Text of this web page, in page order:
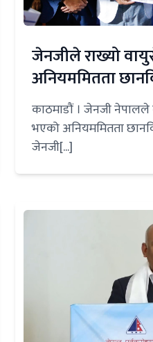
जेनजीले राख्यो
अनियममितता
काठमाडौं । जेनजी नेपालले
भएको अनियममितता
जेनजी[...]